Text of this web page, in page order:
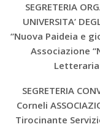
SEGRETERIA
UNIVERSITA’
“Nuova Paideia e
Associazione
SEGRETERIA
Corneli
Tirocinante